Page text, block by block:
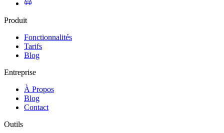
Produit
Fonctionnalités
Tarifs
Blog
Entreprise
À Propos
Blog
Contact
Outils